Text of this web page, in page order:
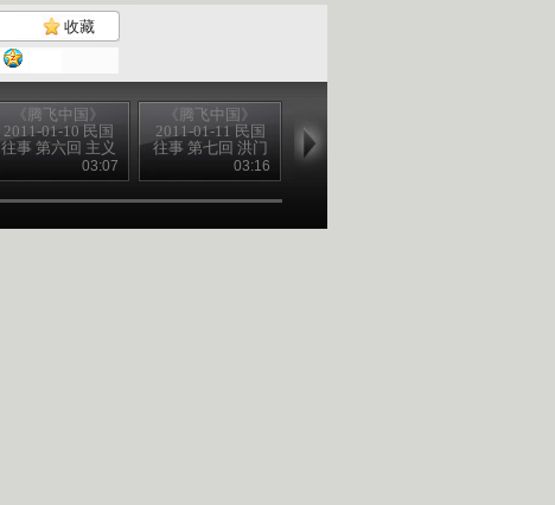
收藏
《腾飞中国》
2011-01-10 民国
往事 第六回 主义
03:07
《腾飞中国》
2011-01-11 民国
往事 第七回 洪门
03:16
2011-01-12 民国
往事 第八回 国人